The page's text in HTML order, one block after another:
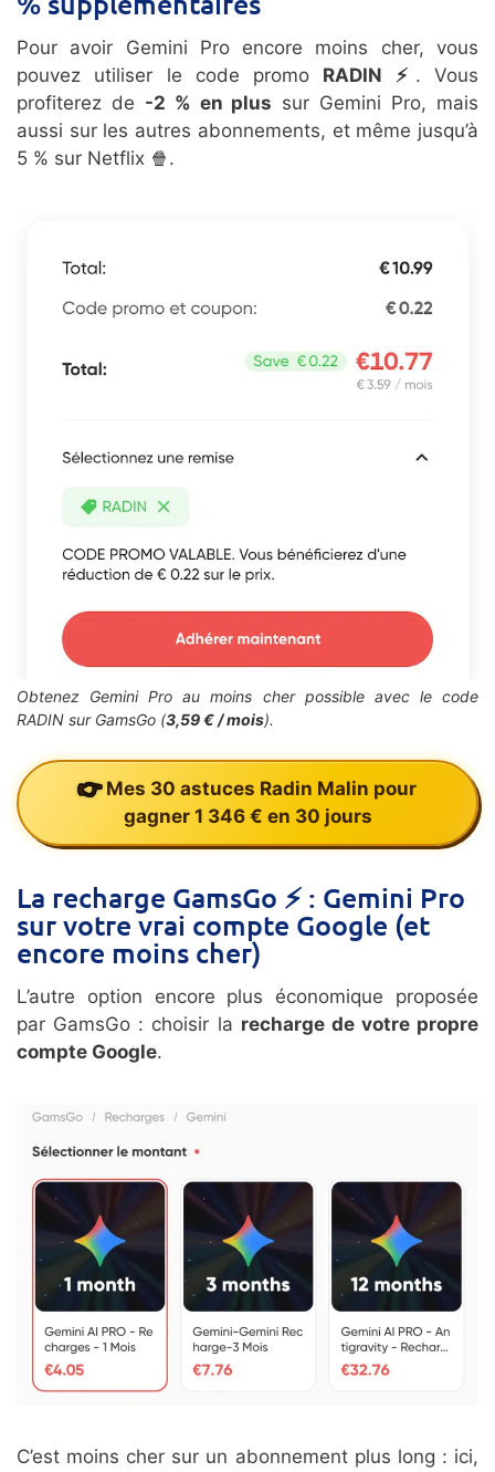
Pour avoir Gemini Pro encore moins cher, vous
pouvez utiliser le code promo RADIN ⚡ . Vous
profiterez de -2 % en plus sur Gemini Pro, mais
aussi sur les autres abonnements, et même jusqu’à
5 % sur Netflix 🍿.
Obtenez Gemini Pro au moins cher possible avec le code
RADIN sur GamsGo (3,59 € / mois).
Mes 30 astuces Radin Malin pour
gagner 1 346 € en 30 jours
La recharge GamsGo ⚡ : Gemini Pro
sur votre vrai compte Google (et
encore moins cher)
L’autre option encore plus économique proposée
par GamsGo : choisir la recharge de votre propre
compte Google.
C’est moins cher sur un abonnement plus long : ici,